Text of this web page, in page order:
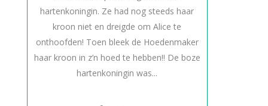
hartenkoningin. Ze had nog steeds haar
kroon niet en dreigde om Alice te
onthoofden! Toen bleek de Hoedenmaker
haar kroon in z’n hoed te hebben!! De boze
hartenkoningin was...